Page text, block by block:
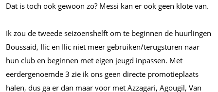
Dat is toch ook gewoon zo? Messi kan er ook geen klote van.
Ik zou de tweede seizoenshelft om te beginnen de huurlingen
Boussaid, Ilic en Ilic niet meer gebruiken/terugsturen naar
hun club en beginnen met eigen jeugd inpassen. Met
eerdergenoemde 3 zie ik ons geen directe promotieplaats
halen, dus ga er dan maar voor met Azzagari, Agougil, Van